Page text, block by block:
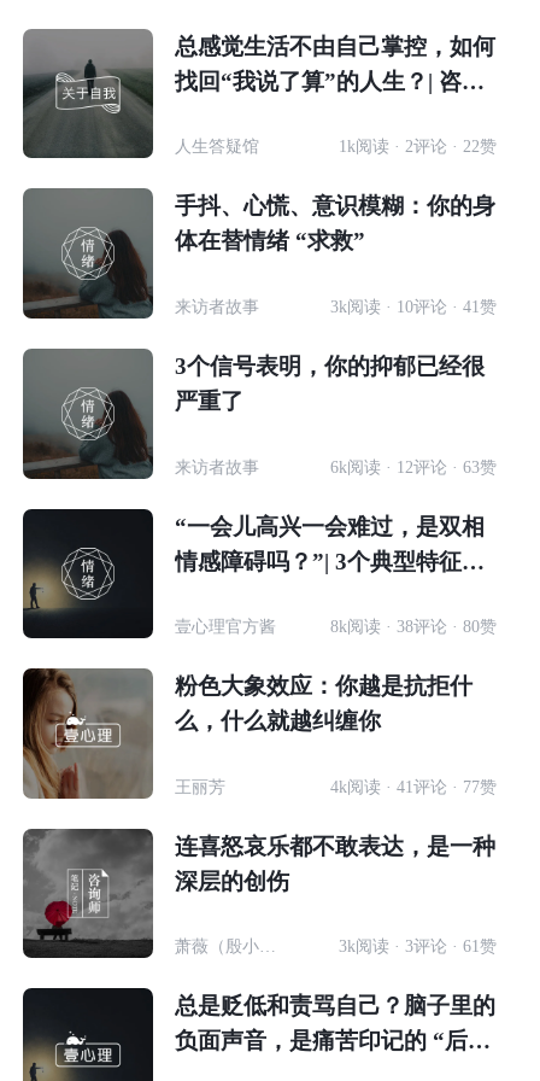
总感觉生活不由自己掌控，如何
找回“我说了算”的人生？| 咨询
人生答疑馆 1k阅读 · 2评论 · 22赞
手抖、心慌、意识模糊：你的身
体在替情绪 “求救”
来访者故事 3k阅读 · 10评论 · 41赞
3个信号表明，你的抑郁已经很
严重了
来访者故事 6k阅读 · 12评论 · 63赞
“一会儿高兴一会难过，是双相
情感障碍吗？”| 3个典型特征帮
壹心理官方酱 8k阅读 · 38评论 · 80赞
粉色大象效应：你越是抗拒什
么，什么就越纠缠你
王丽芳 4k阅读 · 41评论 · 77赞
连喜怒哀乐都不敢表达，是一种
深层的创伤
萧薇（殷小溦） 3k阅读 · 3评论 · 61赞
总是贬低和责骂自己？脑子里的
负面声音，是痛苦印记的 “后遗